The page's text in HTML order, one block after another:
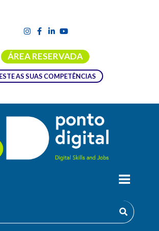
ÁREA RESERVADA
AS SUAS COMPETÊNCIAS
E GESTÃO DE SISTEMAS
principais funções profissionais